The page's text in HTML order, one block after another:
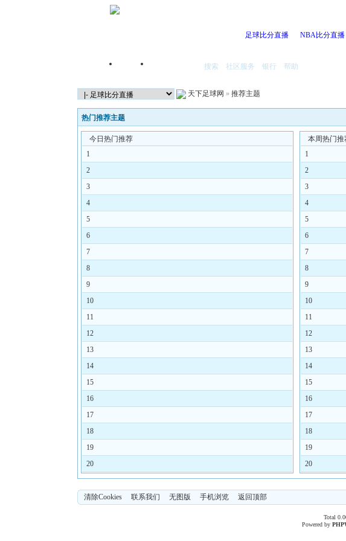
足球比分直播 NBA比分直播
首页 搜索 社区服务 银行 帮助
天下足球网 » 推荐主题
热门推荐主题
今日热门推荐
1
2
3
4
5
6
7
8
9
10
11
12
13
14
15
16
17
18
19
20
本周热门推
1
2
3
4
5
6
7
8
9
10
11
12
13
14
15
16
17
18
19
20
清除Cookies 联系我们 无图版 手机浏览 返回顶部
Total
Powered by